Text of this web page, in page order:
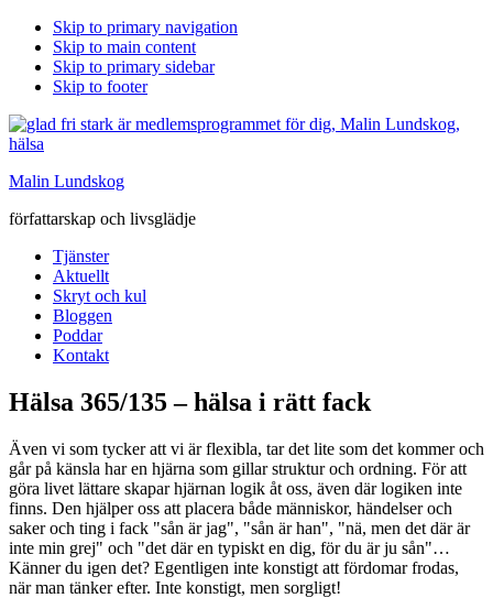
Skip to primary navigation
Skip to main content
Skip to primary sidebar
Skip to footer
Malin Lundskog
författarskap och livsglädje
Tjänster
Aktuellt
Skryt och kul
Bloggen
Poddar
Kontakt
Hälsa 365/135 – hälsa i rätt fack
Även vi som tycker att vi är flexibla, tar det lite som det kommer och
går på känsla har en hjärna som gillar struktur och ordning. För att
göra livet lättare skapar hjärnan logik åt oss, även där logiken inte
finns. Den hjälper oss att placera både människor, händelser och
saker och ting i fack "sån är jag", "sån är han", "nä, men det där är
inte min grej" och "det där en typiskt en dig, för du är ju sån"…
Känner du igen det? Egentligen inte konstigt att fördomar frodas,
när man tänker efter. Inte konstigt, men sorgligt!